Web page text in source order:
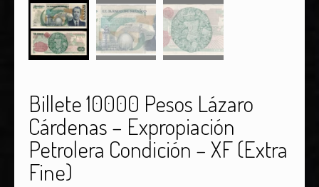
Billete 10000 Pesos Lázaro
Cárdenas – Expropiación
Petrolera Condición – XF (Extra
Fine)